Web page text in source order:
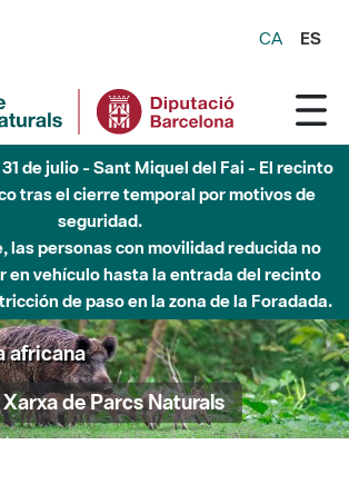
CA ES
de julio - Sant Miquel del Fai - El recinto
tras el cierre temporal por motivos de
seguridad.
las personas con movilidad reducida no
en vehículo hasta la entrada del recinto
de paso en la zona de la Foradada.
africana
de Parcs Naturals